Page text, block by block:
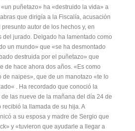
puñetazo» ha «destruido la vida» a
que dirigía a la Fiscalía, acusación
autor de los hechos y, en
del jurado. Delgado ha lamentado como
un mundo» que «se ha desmontado
destruida por el puñetazo» que
de hace ahora dos años. «Es como
de naipes», que de un manotazo «te lo
. Ha recordado que conoció la
las nueve de la mañana del día 24 de
la llamada de su hija. A
a su esposa y madre de Sergio que
y «tuvieron que ayudarle a llegar a